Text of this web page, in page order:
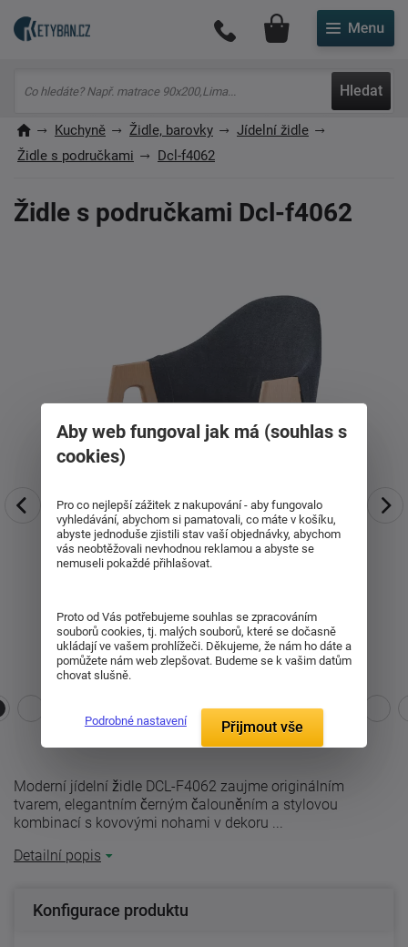
Hledat
Můj účet
Kuchyně Židle, barovky
Jídelní židle
Židle s područkami
Dcl-f4062
Židle s područkami Dcl-f4062
Moderní jídelní židle DCL-F4062 zaujme originálním
tvarem, elegantním černým čalouněním a stylovou
kombinací s kovovými nohami v dekoru ...
Detailní popis
Konfigurace produktu
Aby web fungoval jak má (souhlas s
cookies)
Pro co nejlepší zážitek z nakupování - aby fungovalo
vyhledávání, abychom si pamatovali, co máte v košíku,
abyste jednoduše zjistili stav vaší objednávky, abychom
vás neobtěžovali nevhodnou reklamou a abyste se
nemuseli pokaždé přihlašovat.
Proto od Vás potřebujeme souhlas se zpracováním
souborů cookies, tj. malých souborů, které se dočasně
ukládají ve vašem prohlížeči. Děkujeme, že nám ho dáte a
pomůžete nám web zlepšovat. Budeme se k vašim datům
chovat slušně.
Podrobné nastavení Přijmout vše